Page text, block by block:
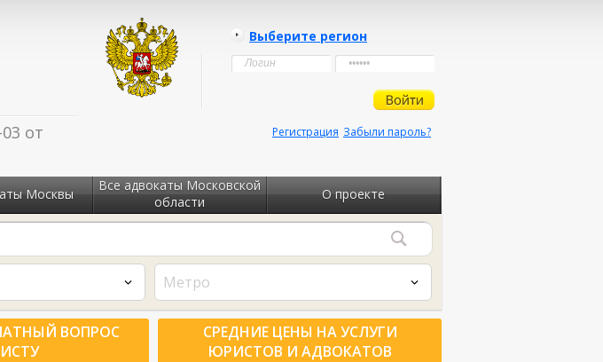
от
Выберите регион
Забыли пароль?
Регистрация
Москвы
Все адвокаты Московской
области
О проекте
Метро
ВОПРОС
СРЕДНИЕ ЦЕНЫ НА УСЛУГИ
ЮРИСТОВ И АДВОКАТОВ